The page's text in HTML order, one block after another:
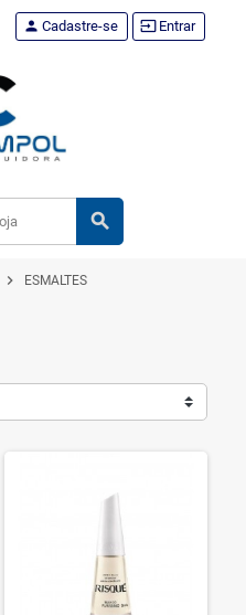
search
person Cadastre-se input Entrar
chevron_right ESMALTES